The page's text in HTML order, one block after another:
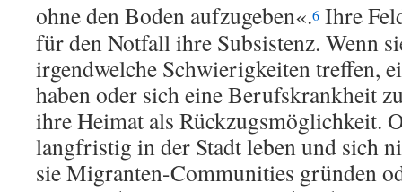
ohne den Boden aufzugeben«.6 Ihre
für den Notfall ihre Subsistenz. Wenn
irgendwelche Schwierigkeiten treffen,
haben oder sich eine Berufskrankheit
ihre Heimat als Rückzugsmöglichkeit.
langfristig in der Stadt leben und sich
sie Migranten-Communities gründen